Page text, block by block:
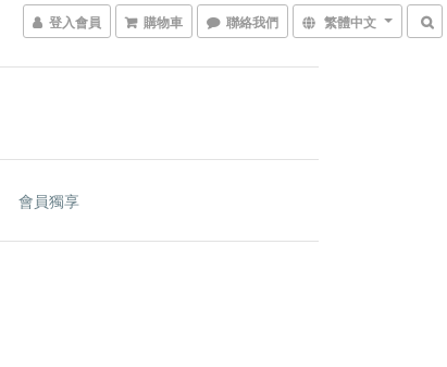
登入會員 購物車 聯絡我們 繁體中文
會員獨享